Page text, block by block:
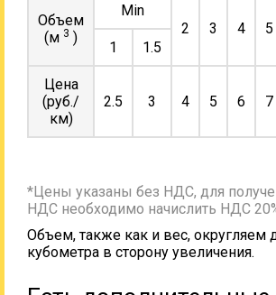
Объем
(м 3 )
Min
2
3 4 5
1
1.5
Цена
(руб./
км)
2.5 3 4 5 6 7
*Цены указаны без НДС, для
НДС необходимо начислить НДС
Объем, также как и вес, округляем
кубометра в сторону увеличения.